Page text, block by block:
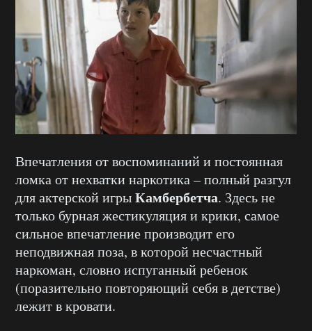
Впечатления от воспоминаний и постоянная
ломка от нехватки наркотика – полный разгул
для актерской игрыКамбербетча. Здесь не
только бурная жестикуляция и крики, самое
сильное впечатление производит его
неподвижная поза, в которой несчастный
наркоман, словно испуганный ребенок
(поразительно повторяющий себя в детстве)
лежит в кровати.